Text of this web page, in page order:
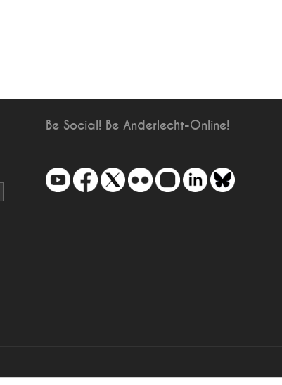
Be Social! Be Anderlecht-Online!